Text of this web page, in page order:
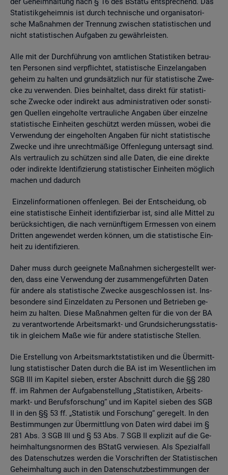
Sta­tis­tik­ge­heim­nis ist durch tech­ni­sche und or­ga­ni­sa­to­ri­
sche Maß­nah­men der Tren­nung zwi­schen sta­tis­ti­schen und
nicht sta­tis­ti­schen Auf­ga­ben zu ge­währ­leis­ten.
Alle mit der Durch­füh­rung von amt­li­chen Sta­tis­ti­ken be­trau­
ten Per­so­nen sind ver­pflich­tet, sta­tis­ti­sche Ein­zel­an­ga­ben
ge­heim zu hal­ten und grund­sätz­lich nur für sta­tis­ti­sche Zwe­
cke zu ver­wen­den. Dies be­inhal­tet, dass di­rekt für sta­tis­ti­
sche Zwe­cke oder in­di­rekt aus ad­mi­nis­tra­ti­ven oder sons­ti­
gen Quel­len ein­ge­hol­te ver­trau­li­che An­ga­ben über ein­zel­ne
sta­tis­ti­sche Ein­hei­ten ge­schützt wer­den müs­sen, wobei die
Ver­wen­dung der ein­ge­hol­ten An­ga­ben für nicht sta­tis­ti­sche
Zwe­cke und ihre un­recht­mä­ßi­ge Of­fen­le­gung un­ter­sagt sind.
Als ver­trau­lich zu schüt­zen sind alle Daten, die eine di­rek­te
oder in­di­rek­te Iden­ti­fi­zie­rung sta­tis­ti­scher Ein­hei­ten mög­lich
ma­chen und da­durch
Ein­zel­in­for­ma­tio­nen of­fen­le­gen. Bei der Ent­schei­dung, ob
eine sta­tis­ti­sche Ein­heit iden­ti­fi­zier­bar ist, sind alle Mit­tel zu
be­rück­sich­ti­gen, die nach ver­nünf­ti­gem Er­mes­sen von einem
Drit­ten an­ge­wen­det wer­den kön­nen, um die sta­tis­ti­sche Ein­
heit zu iden­ti­fi­zie­ren.
Daher muss durch ge­eig­ne­te Maß­nah­men si­cher­ge­stellt wer­
den, dass eine Ver­wen­dung der zu­sam­men­ge­führ­ten Daten
für an­de­re als sta­tis­ti­sche Zwe­cke aus­ge­schlos­sen ist. Ins­
be­son­de­re sind Ein­zel­da­ten zu Per­so­nen und Be­trie­ben ge­
heim zu hal­ten. Diese Maß­nah­men gel­ten für die von der BA
zu ver­ant­wor­ten­de Ar­beits­markt- und Grund­si­che­rungs­sta­tis­
tik in glei­chem Maße wie für an­de­re sta­tis­ti­sche Stel­len.
Die Er­stel­lung von Ar­beits­markt­sta­tis­ti­ken und die Über­mitt­
lung sta­tis­ti­scher Daten durch die BA ist im We­sent­li­chen im
SGB III im Ka­pi­tel sie­ben, ers­ter Ab­schnitt durch die §§ 280
ff. im Rah­men der Auf­ga­ben­stel­lung „Sta­tis­ti­ken, Ar­beits­
markt- und Be­rufs­for­schung“ und im Ka­pi­tel sie­ben des SGB
II in den §§ 53 ff. „Sta­tis­tik und For­schung“ ge­re­gelt. In den
Be­stim­mun­gen zur Über­mitt­lung von Daten wird dabei im §
281 Abs. 3 SGB III und § 53 Abs. 7 SGB II ex­pli­zit auf die Ge­
heim­hal­tungs­nor­men des BStatG ver­wie­sen. Als Spe­zi­al­fall
des Da­ten­schut­zes wer­den die Vor­schrif­ten der Sta­tis­ti­schen
Ge­heim­hal­tung auch in den Da­ten­schutz­be­stim­mun­gen der